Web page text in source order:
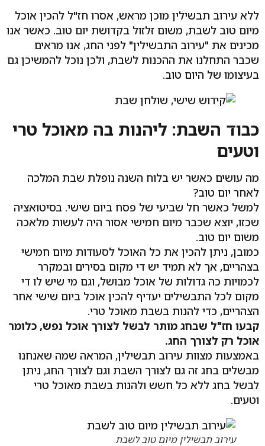
ללא עירוב תבשילין מוכן מראש, אסרו חז"ל להכין אוכל
מיום טוב לשבת, משום זלזול בקדושת יום טוב. כאשר אנו
מכינים את "עירוב התבשילין" לפני החג, אנו מראים
שכבר התחלנו את ההכנות לשבת, ולכן נוכל להמשיכן גם
בעיצומו של היום טוב.
כבוד השבת: ליהנות בה מאוכל טרי
וטעים
מה עושים כאשר יש בלוח השנה נופלת שבת המלכה
לאחר יום טוב?
למשל כאשר חל שביעי של פסח ביום שישי. בסיטואציה
שכזו, יוצא שכבר מיום חמישי אסור היה לעשות מלאכה
משום יום טוב.
כמובן, ניתן להכין את כל האוכל לסעודות מיום חמישי
בצהריים, אך לא תמיד יש די מקום בסירים ובמקרר
לכמויות כה גדולות של אוכל מבושל, וגם מי שיש לו די
מקום לכל התבשילים יעדיף להכין אוכל ביום שישי אחר
הצהריים, כדי להנות בשבת מאוכל טרי.
קבעו חז"ל שבחג מותר לבשל לצורך אוכל נפש, כלומר
אוכל רק לצורך החג.
באמצעות מצוות עירוב תבשילין, המראה שמה שאנחנו
מבשלים בחג זה גם לצורך השבת וגם לצורך החג, ניתן
לבשל בחג ללא כל חשש ולהנות בשבת מאוכל טרי
וטעים.
עירוב תבשילין מיום טוב לשבת